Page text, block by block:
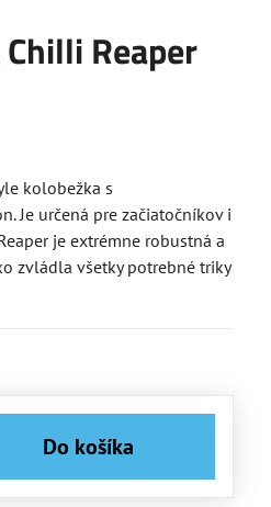
Reaper
kolobežka s
Je určená pre začiatočníkov i
je extrémne robustná a
zvládla všetky potrebné triky
Do košíka